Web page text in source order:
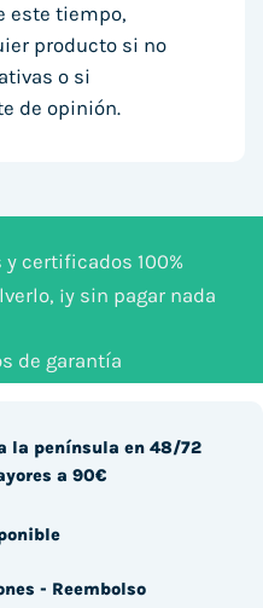
este tiempo,
producto si no
o si
de opinión.
certificados 100%
¡y sin pagar nada
de garantía
la península en 48/72
a 90€
- Reembolso